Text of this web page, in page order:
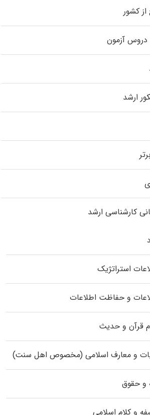
کشور
آزمون
ارشد
کارشناسی ارشد
استراتژیک
و حفاظت اطلاعات
قرآن و حدیث
و معارف اسلامی (مخصوص اهل سنت)
و حقوق
و کلام اسلامی